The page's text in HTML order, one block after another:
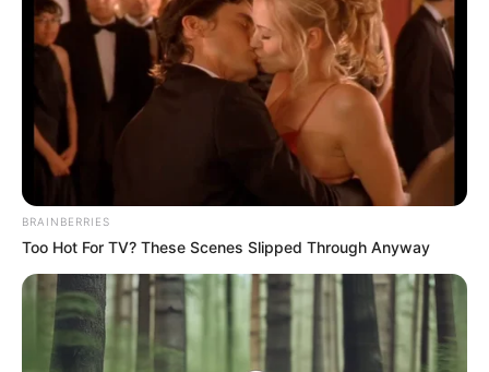
BRAINBERRIES
Too Hot For TV? These Scenes Slipped Through Anyway